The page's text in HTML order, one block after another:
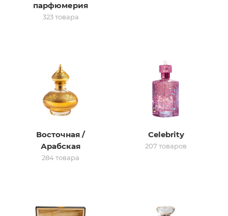
сертификат
парфюмерия
323 товара
Восточная /
Арабская
284 товара
Celebrity
207 товаров